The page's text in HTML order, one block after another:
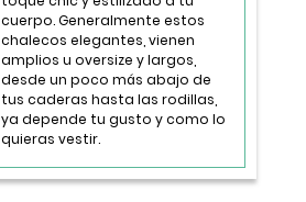
cuerpo. Generalmente estos
chalecos elegantes, vienen
amplios u oversize y largos,
desde un poco más abajo de
tus caderas hasta las rodillas,
ya depende tu gusto y como lo
quieras vestir.